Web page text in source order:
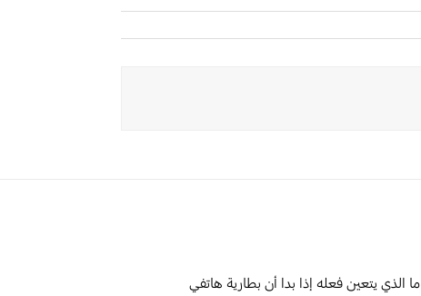
ما الذي يتعين فعله إذا بدا أن بطارية هاتفي